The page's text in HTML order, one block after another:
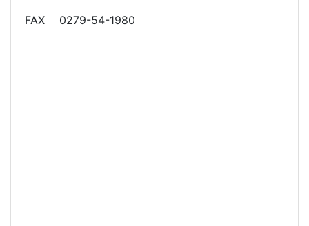
FAX 0279-54-1980